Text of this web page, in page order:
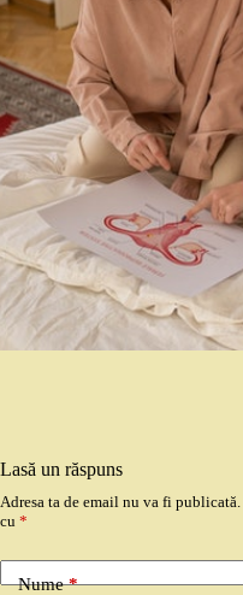
Lasă un răspuns
Adresa ta de email nu va fi publicată.
cu *
Nume*